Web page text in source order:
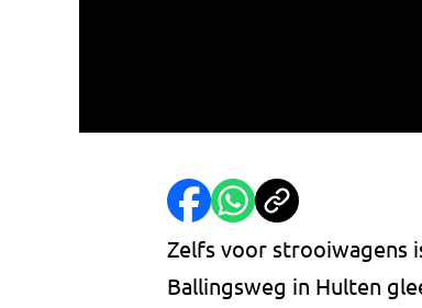
Zelfs voor strooiwagens
Ballingsweg in Hulten